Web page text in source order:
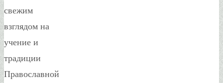
свежим
взглядом на
учение и
традиции
Православной